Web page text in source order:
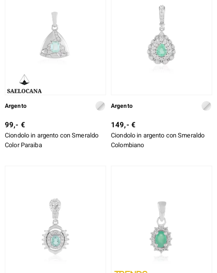
Argento
99,- €
Ciondolo in argento con Smeraldo
Color Paraiba
Argento
149,- €
Ciondolo in argento con Smeraldo
Colombiano